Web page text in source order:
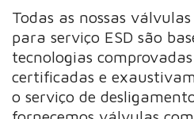
Todas as nossas válvulas
para serviço ESD são
tecnologias
certificadas e
o serviço de